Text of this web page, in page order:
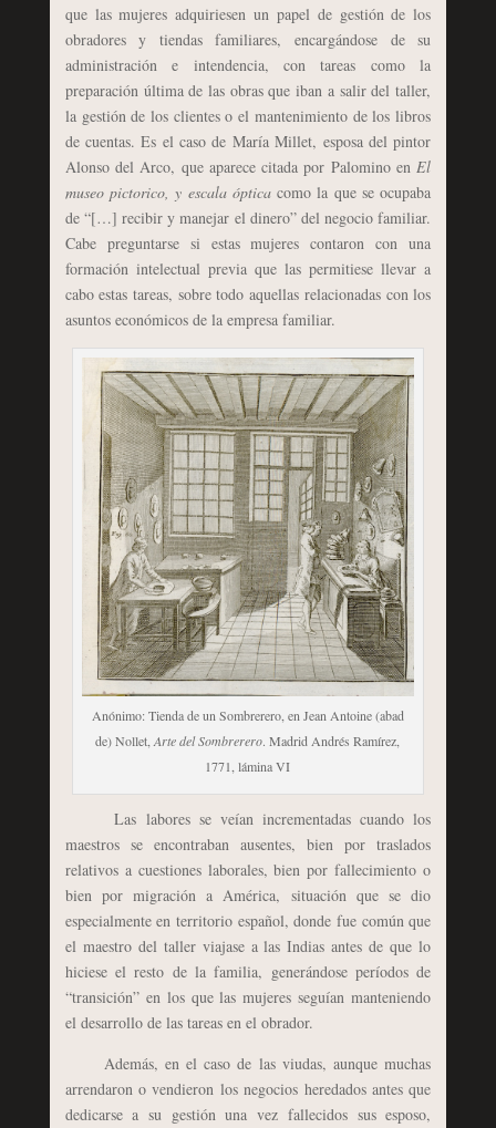
que las mujeres adquiriesen un papel de gestión de los
obradores y tiendas familiares, encargándose de su
administración e intendencia, con tareas como la
preparación última de las obras que iban a salir del taller,
la gestión de los clientes o el mantenimiento de los libros
de cuentas. Es el caso de María Millet, esposa del pintor
Alonso del Arco, que aparece citada por Palomino en El
museo pictorico, y escala ópticacomo la que se ocupaba
de “[…] recibir y manejar el dinero” del negocio familiar.
Cabe preguntarse si estas mujeres contaron con una
formación intelectual previa que las permitiese llevar a
cabo estas tareas, sobre todo aquellas relacionadas con los
asuntos económicos de la empresa familiar.
Anónimo: Tienda de un Sombrerero, en Jean Antoine (abad
de) Nollet,Arte del Sombrerero. Madrid Andrés Ramírez,
1771, lámina VI
Las labores se veían incrementadas cuando los
maestros se encontraban ausentes, bien por traslados
relativos a cuestiones laborales, bien por fallecimiento o
bien por migración a América, situación que se dio
especialmente en territorio español, donde fue común que
el maestro del taller viajase a las Indias antes de que lo
hiciese el resto de la familia, generándose períodos de
“transición” en los que las mujeres seguían manteniendo
el desarrollo de las tareas en el obrador.
Además, en el caso de las viudas, aunque muchas
arrendaron o vendieron los negocios heredados antes que
dedicarse a su gestión una vez fallecidos sus esposo,